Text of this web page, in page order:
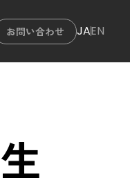
お問い合わせ JAEN